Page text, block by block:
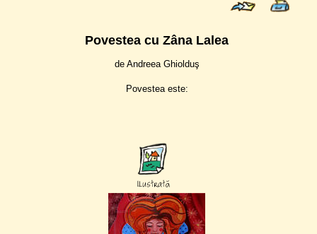
Povestea cu Zâna Lalea
de Andreea Ghiolduş
Povestea este: